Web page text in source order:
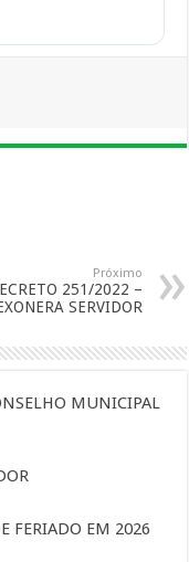
Próximo
251/2022 –
SERVIDOR
MUNICIPAL
FERIADO EM 2026